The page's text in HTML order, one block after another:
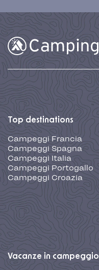
Top destinations
Campeggi Francia
Campeggi Spagna
Campeggi Italia
Campeggi Portogallo
Campeggi Croazia
Vacanze in campeggio